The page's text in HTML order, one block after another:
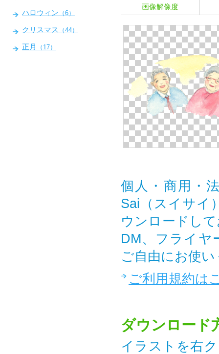
画像解像度
個人・商用・
Sai（スイサイ
ウンロードし
DM、フライヤ
ご自由にお使
ご利用規約は
ダウンロード
イラストを右
ハロウィン （6）
クリスマス （44）
正月 （17）